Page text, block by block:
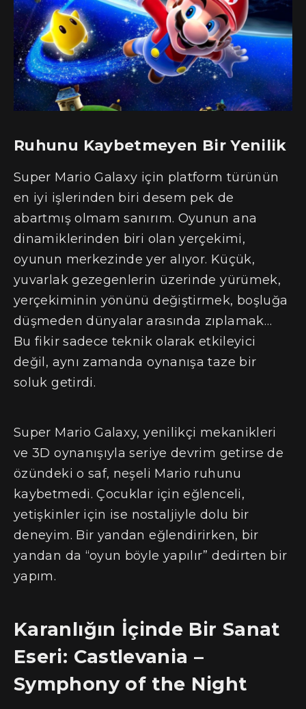
Ruhunu Kaybetmeyen Bir Yenilik
Super Mario Galaxy için platform türünün
en iyi işlerinden biri desem pek de
abartmış olmam sanırım. Oyunun ana
dinamiklerinden biri olan yerçekimi,
oyunun merkezinde yer alıyor. Küçük,
yuvarlak gezegenlerin üzerinde yürümek,
yerçekiminin yönünü değiştirmek, boşluğa
düşmeden dünyalar arasında zıplamak…
Bu fikir sadece teknik olarak etkileyici
değil, aynı zamanda oynanışa taze bir
soluk getirdi.
Super Mario Galaxy, yenilikçi mekanikleri
ve 3D oynanışıyla seriye devrim getirse de
özündeki o saf, neşeli Mario ruhunu
kaybetmedi. Çocuklar için eğlenceli,
yetişkinler için ise nostaljiyle dolu bir
deneyim. Bir yandan eğlendirirken, bir
yandan da “oyun böyle yapılır” dedirten bir
yapım.
Karanlığın İçinde Bir Sanat
Eseri: Castlevania –
Symphony of the Night